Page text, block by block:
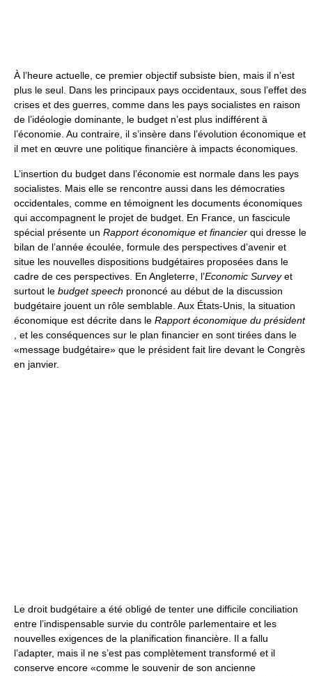
À l’heure actuelle, ce premier objectif subsiste bien, mais il n’est
plus le seul. Dans les principaux pays occidentaux, sous l’effet des
crises et des guerres, comme dans les pays socialistes en raison
de l’idéologie dominante, le budget n’est plus indifférent à
l’économie. Au contraire, il s’insère dans l’évolution économique et
il met en œuvre une politique financière à impacts économiques.
L’insertion du budget dans l’économie est normale dans les pays
socialistes. Mais elle se rencontre aussi dans les démocraties
occidentales, comme en témoignent les documents économiques
qui accompagnent le projet de budget. En France, un fascicule
spécial présente un Rapport économique et financier qui dresse le
bilan de l’année écoulée, formule des perspectives d’avenir et
situe les nouvelles dispositions budgétaires proposées dans le
cadre de ces perspectives. En Angleterre, l’Economic Surveyet
surtout le budget speech prononcé au début de la discussion
budgétaire jouent un rôle semblable. Aux États-Unis, la situation
économique est décrite dans le Rapport économique du président
, et les conséquences sur le plan financier en sont tirées dans le
«message budgétaire» que le président fait lire devant le Congrès
en janvier.
Le droit budgétaire a été obligé de tenter une difficile conciliation
entre l’indispensable survie du contrôle parlementaire et les
nouvelles exigences de la planification financière. Il a fallu
l’adapter, mais il ne s’est pas complètement transformé et il
conserve encore «comme le souvenir de son ancienne